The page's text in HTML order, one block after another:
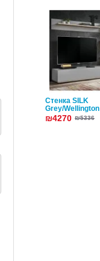
Стенка SILK
Grey/Wellington
₪4270 ₪5336